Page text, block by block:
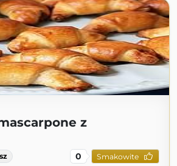
z
0 Smakowite